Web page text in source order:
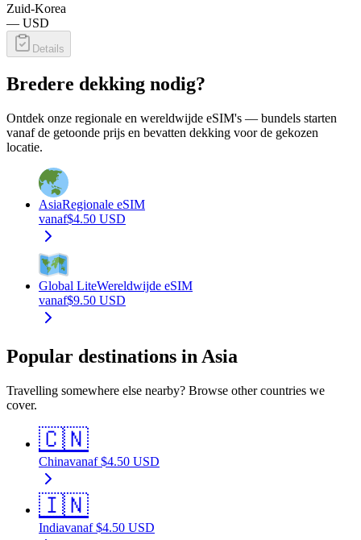
Zuid-Korea
— USD
Details
Bredere dekking nodig?
Ontdek onze regionale en wereldwijde eSIM's — bundels starten
vanaf de getoonde prijs en bevatten dekking voor de gekozen
locatie.
AsiaRegionale eSIM
vanaf$4.50 USD
Global LiteWereldwijde eSIM
vanaf$9.50 USD
Popular destinations in Asia
Travelling somewhere else nearby? Browse other countries we
cover.
🇨🇳
Chinavanaf $4.50 USD
🇮🇳
Indiavanaf $4.50 USD